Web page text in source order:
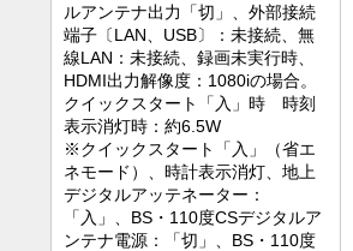
ルアンテナ出力「切」、外部接続
端子〔LAN、USB〕：未接続、無
線LAN：未接続、録画未実行時、
HDMI出力解像度：1080iの場合。
クイックスタート「入」時 時刻
表示消灯時：約6.5W
※クイックスタート「入」（省エ
ネモード）、時計表示消灯、地上
デジタルアッテネーター：
「入」、BS・110度CSデジタルア
ンテナ電源：「切」、BS・110度